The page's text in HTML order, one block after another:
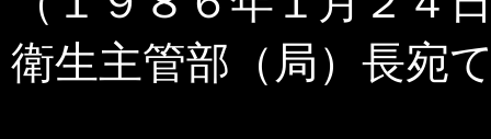
衛生主管部（局）長宛